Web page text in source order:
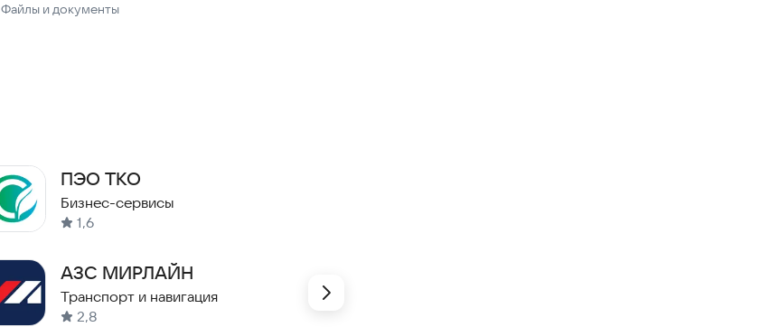
Файлы и документы
ПЭО ТКО
Бизнес-сервисы
1,6
АЗС МИРЛАЙН
Транспорт и навигация
2,8